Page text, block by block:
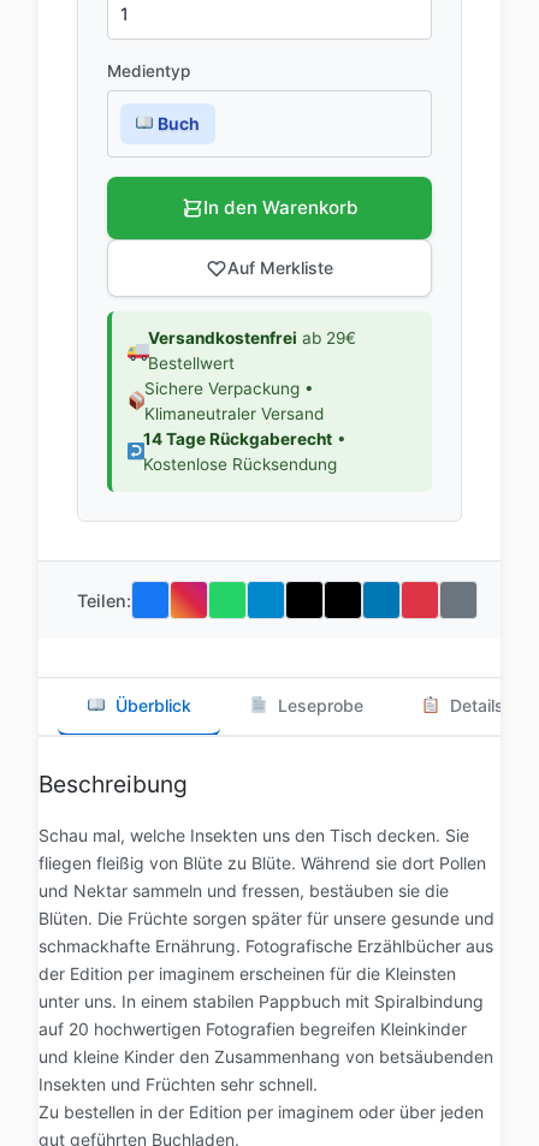
Medientyp
Buch
In den Warenkorb
Auf Merkliste
Versandkostenfrei ab 29€
Bestellwert
Sichere Verpackung •
Klimaneutraler Versand
14 Tage Rückgaberecht•
Kostenlose Rücksendung
Teilen:
Überblick Leseprobe Details
Beschreibung
Schau mal, welche Insekten uns den Tisch decken. Sie
fliegen fleißig von Blüte zu Blüte. Während sie dort Pollen
und Nektar sammeln und fressen, bestäuben sie die
Blüten. Die Früchte sorgen später für unsere gesunde und
schmackhafte Ernährung. Fotografische Erzählbücher aus
der Edition per imaginem erscheinen für die Kleinsten
unter uns. In einem stabilen Pappbuch mit Spiralbindung
auf 20 hochwertigen Fotografien begreifen Kleinkinder
und kleine Kinder den Zusammenhang von betsäubenden
Insekten und Früchten sehr schnell.
Zu bestellen in der Edition per imaginem oder über jeden
gut geführten Buchladen.